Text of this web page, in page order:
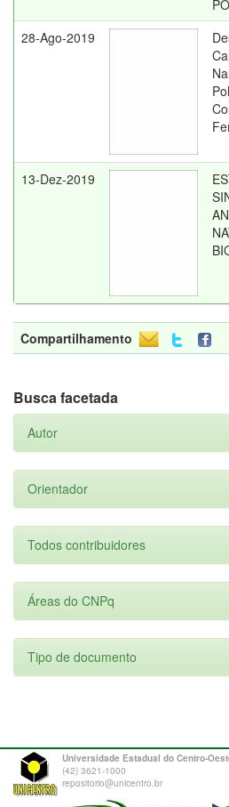
28-Ago-2019
13-Dez-2019
Compartilhamento
Busca facetada
Autor
Orientador
Todos contribuidores
Áreas do CNPq
Tipo de documento
Universidade Estadual do Centro-
(42) 3621-1000
repositorio@unicentro.br